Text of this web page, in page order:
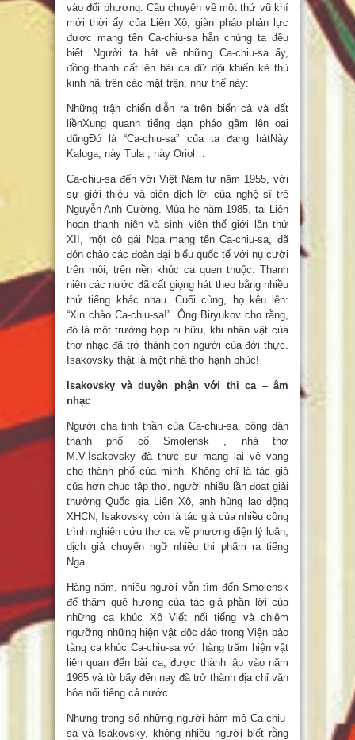
vào đối phương. Câu chuyện về một thứ vũ khí
mới thời ấy của Liên Xô, giàn pháo phản lực
được mang tên Ca-chiu-sa hẳn chúng ta đều
biết. Người ta hát về những Ca-chiu-sa ấy,
đồng thanh cất lên bài ca dữ dội khiến kẻ thù
kinh hãi trên các mặt trận, như thế này:
Những trận chiến diễn ra trên biển cả và đất
liềnXung quanh tiếng đạn pháo gầm lên oai
dũngĐó là “Ca-chiu-sa” của ta đang hátNày
Kaluga, này Tula , này Oriol…
Ca-chiu-sa đến với Việt Nam từ năm 1955, với
sự giới thiệu và biên dịch lời của nghệ sĩ trẻ
Nguyễn Anh Cường. Mùa hè năm 1985, tại Liên
hoan thanh niên và sinh viên thế giới lần thứ
XII, một cô gái Nga mang tên Ca-chiu-sa, đã
đón chào các đoàn đại biểu quốc tế với nụ cười
trên môi, trên nền khúc ca quen thuộc. Thanh
niên các nước đã cất giọng hát theo bằng nhiều
thứ tiếng khác nhau. Cuối cùng, họ kêu lên:
“Xin chào Ca-chiu-sa!”. Ông Biryukov cho rằng,
đó là một trường hợp hi hữu, khi nhân vật của
thơ nhạc đã trở thành con người của đời thực.
Isakovsky thật là một nhà thơ hạnh phúc!
Isakovsky và duyên phận với thi ca – âm
nhạc
Người cha tinh thần của Ca-chiu-sa, công dân
thành phố cổ Smolensk , nhà thơ
M.V.Isakovsky đã thực sự mang lại vẻ vang
cho thành phố của mình. Không chỉ là tác giả
của hơn chục tập thơ, người nhiều lần đoạt giải
thưởng Quốc gia Liên Xô, anh hùng lao động
XHCN, Isakovsky còn là tác giả của nhiều công
trình nghiên cứu thơ ca về phương diện lý luận,
dịch giả chuyển ngữ nhiều thi phẩm ra tiếng
Nga.
Hàng năm, nhiều người vẫn tìm đến Smolensk
để thăm quê hương của tác giả phần lời của
những ca khúc Xô Viết nổi tiếng và chiêm
ngưỡng những hiện vật độc đáo trong Viện bảo
tàng ca khúc Ca-chiu-sa với hàng trăm hiện vật
liên quan đến bài ca, được thành lập vào năm
1985 và từ bấy đến nay đã trở thành địa chỉ văn
hóa nổi tiếng cả nước.
Nhưng trong số những người hâm mộ Ca-chiu-
sa và Isakovsky, không nhiều người biết rằng